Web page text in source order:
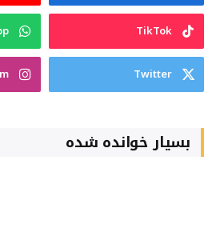
TikTok
Twitter
بسیار خوانده شده